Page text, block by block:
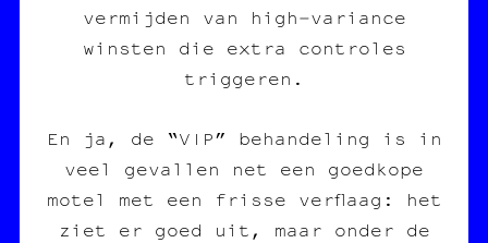
vermijden van high‑variance
winsten die extra controles
triggeren.
En ja, de “VIP” behandeling is in
veel gevallen net een goedkope
motel met een frisse verflaag: het
ziet er goed uit, maar onder de